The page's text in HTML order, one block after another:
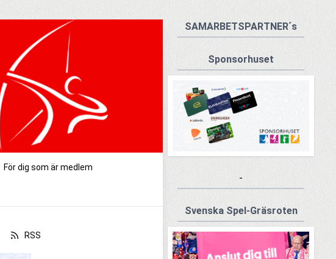
För dig som är medlem
RSS
SAMARBETSPARTNER´s
Sponsorhuset
-
Svenska Spel-Gräsroten